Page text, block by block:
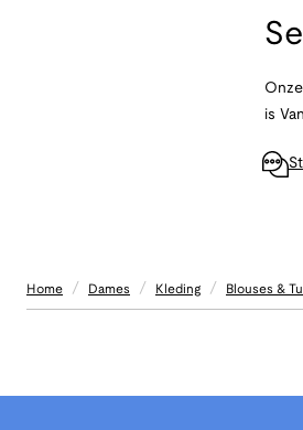
is
Home / Dames / Kleding / Blouses &